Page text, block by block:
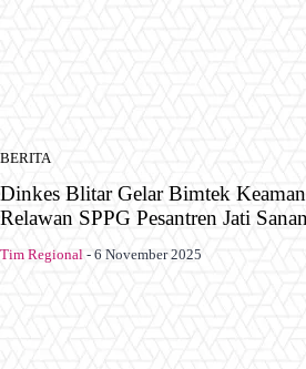
BERITA
Dinkes Blitar Gelar Bimtek
Relawan SPPG Pesantren Jati
Tim Regional - 6 November 2025